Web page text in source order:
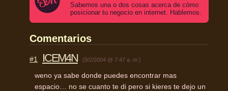
Sabemos una o dos cosas acerca de cómo
posicionar tu negocio en internet. Hablemos.
Comentarios
#1 ICEM4N (9/2/2004 @ 7:47 a. m.)
weno ya sabe donde puedes encontrar mas
espacio… no se cuanto te di pero si kieres te dejo un